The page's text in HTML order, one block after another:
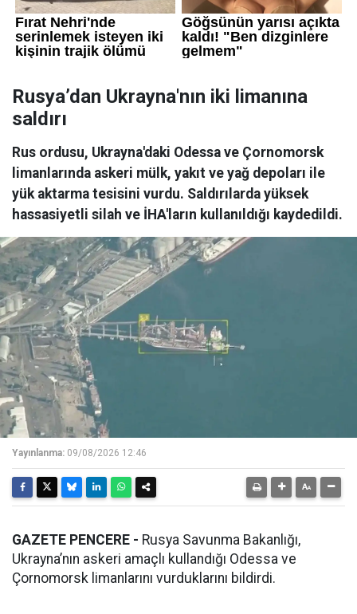
Rusya’dan Ukrayna'nın iki limanına
saldırı
Rus ordusu, Ukrayna'daki Odessa ve Çornomorsk
limanlarında askeri mülk, yakıt ve yağ depoları ile
yük aktarma tesisini vurdu. Saldırılarda yüksek
hassasiyetli silah ve İHA'ların kullanıldığı kaydedildi.
Yayınlanma: 09/08/2026 12:46
GAZETE PENCERE - Rusya Savunma Bakanlığı,
Ukrayna’nın askeri amaçlı kullandığı Odessa ve
Çornomorsk limanlarını vurduklarını bildirdi.